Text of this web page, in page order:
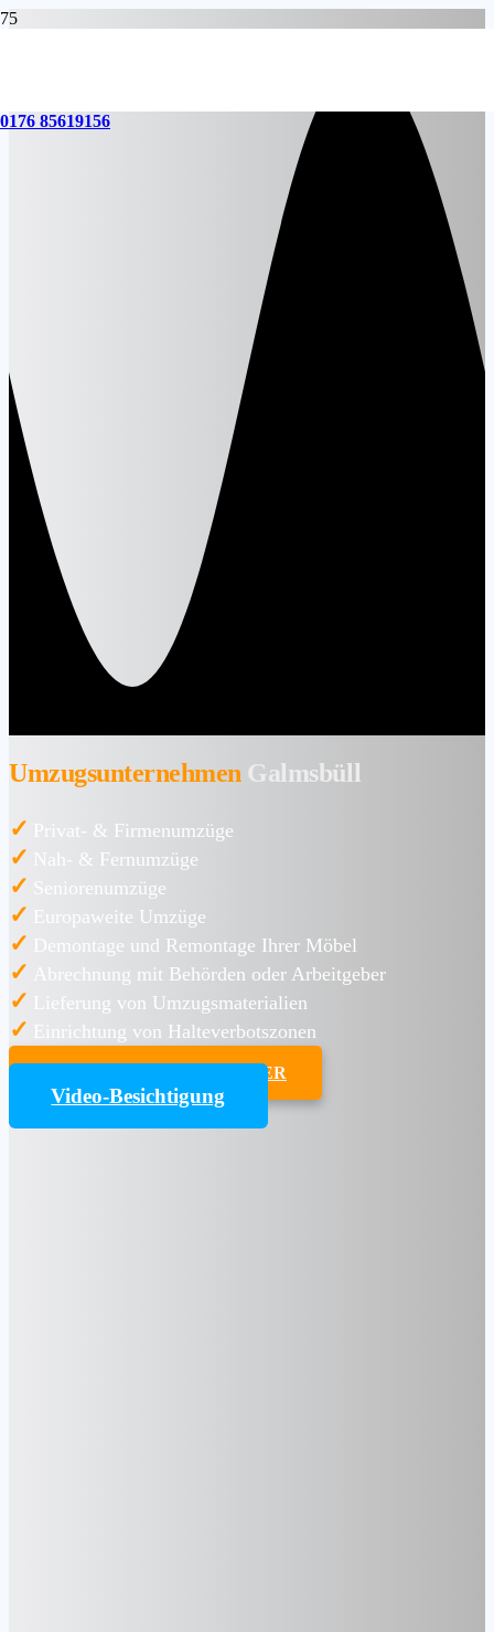
0176 85619156
Umzugsunternehmen Galmsbüll
✓ Privat- & Firmenumzüge
✓ Nah- & Fernumzüge
✓ Seniorenumzüge
✓ Europaweite Umzüge
✓ Demontage und Remontage Ihrer Möbel
✓ Abrechnung mit Behörden oder Arbeitgeber
✓ Lieferung von Umzugsmaterialien
✓ Einrichtung von Halteverbotszonen
UMZUGSKOSTENRECHNER
Video-Besichtigung